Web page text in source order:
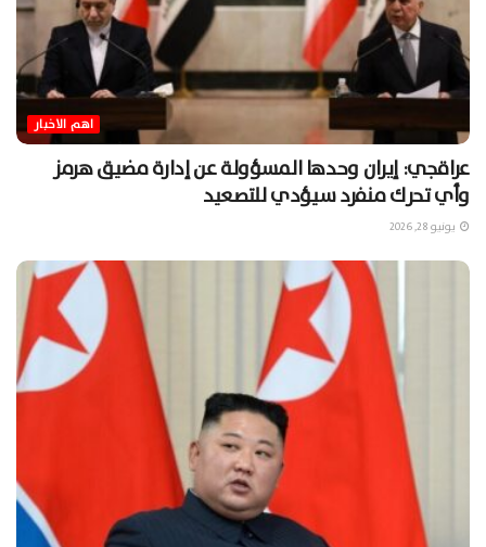
اهم الاخبار
عراقجي: إيران وحدها المسؤولة عن إدارة مضيق هرمز
وأي تحرك منفرد سيؤدي للتصعيد
يونيو 28, 2026